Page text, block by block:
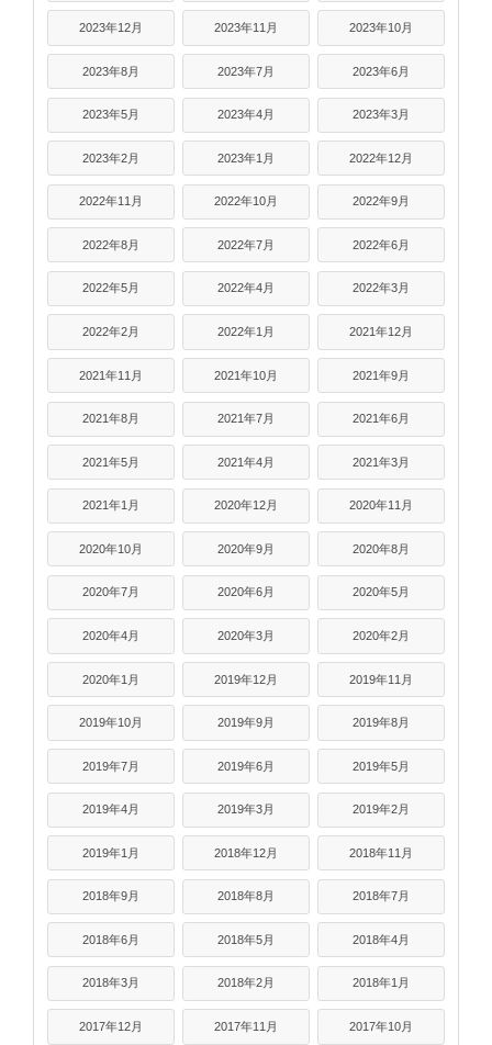
2023年12月 2023年11月 2023年10月
2023年8月 2023年7月 2023年6月
2023年5月 2023年4月 2023年3月
2023年2月 2023年1月 2022年12月
2022年11月 2022年10月 2022年9月
2022年8月 2022年7月 2022年6月
2022年5月 2022年4月 2022年3月
2022年2月 2022年1月 2021年12月
2021年11月 2021年10月 2021年9月
2021年8月 2021年7月 2021年6月
2021年5月 2021年4月 2021年3月
2021年1月 2020年12月 2020年11月
2020年10月 2020年9月 2020年8月
2020年7月 2020年6月 2020年5月
2020年4月 2020年3月 2020年2月
2020年1月 2019年12月 2019年11月
2019年10月 2019年9月 2019年8月
2019年7月 2019年6月 2019年5月
2019年4月 2019年3月 2019年2月
2019年1月 2018年12月 2018年11月
2018年9月 2018年8月 2018年7月
2018年6月 2018年5月 2018年4月
2018年3月 2018年2月 2018年1月
2017年12月 2017年11月 2017年10月